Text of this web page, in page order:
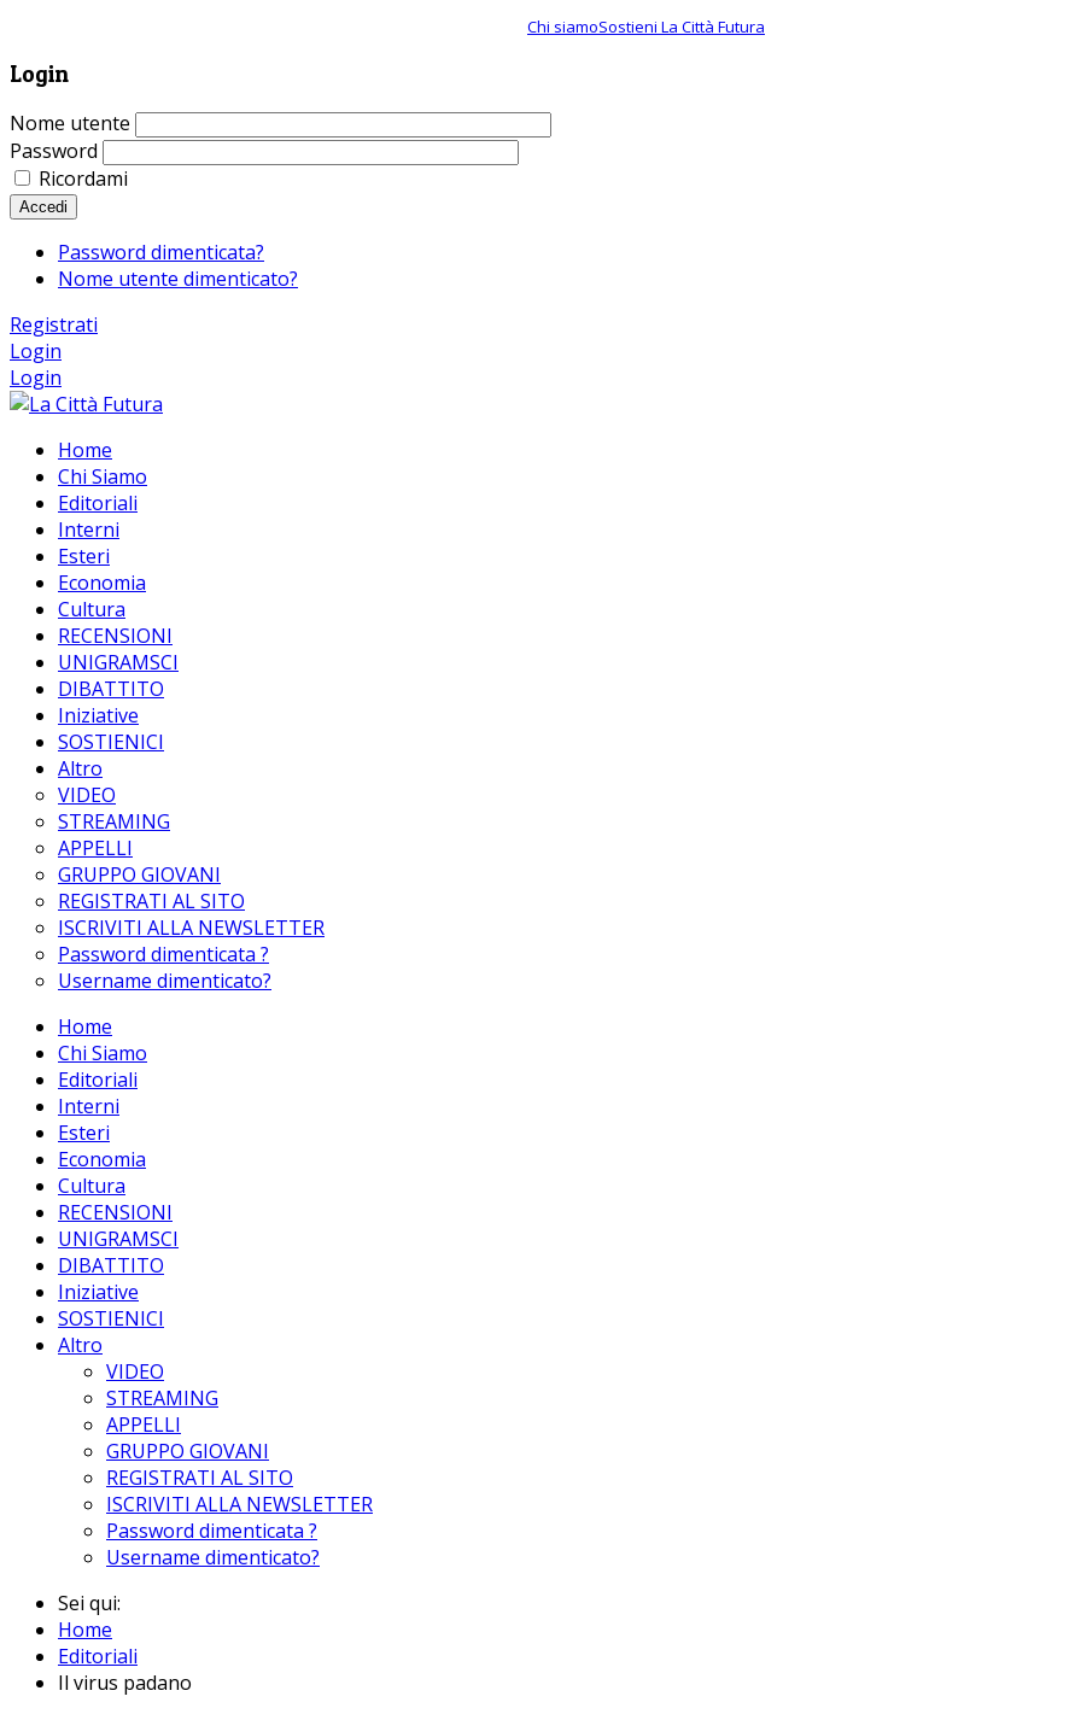
Chi siamoSostieni La Città Futura
Login
Nome utente
Password
Ricordami
Accedi
Password dimenticata?
Nome utente dimenticato?
Registrati
Login
Login
Home
Chi Siamo
Editoriali
Interni
Esteri
Economia
Cultura
RECENSIONI
UNIGRAMSCI
DIBATTITO
Iniziative
SOSTIENICI
Altro
VIDEO
STREAMING
APPELLI
GRUPPO GIOVANI
REGISTRATI AL SITO
ISCRIVITI ALLA NEWSLETTER
Password dimenticata ?
Username dimenticato?
Home
Chi Siamo
Editoriali
Interni
Esteri
Economia
Cultura
RECENSIONI
UNIGRAMSCI
DIBATTITO
Iniziative
SOSTIENICI
Altro
VIDEO
STREAMING
APPELLI
GRUPPO GIOVANI
REGISTRATI AL SITO
ISCRIVITI ALLA NEWSLETTER
Password dimenticata ?
Username dimenticato?
Sei qui:
Home
Editoriali
Il virus padano